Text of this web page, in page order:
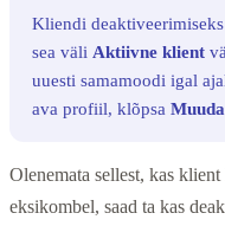
Kliendi
sea väli Aktiivne klient
uuesti samamoodi igal
ava profiil, klõpsaMuuda
Olenemata sellest, kas
eksikombel, saad ta kas